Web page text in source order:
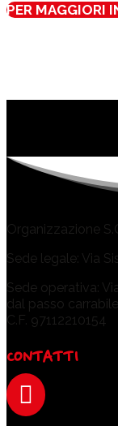
PER MAGGIORI
Organizzazione
Sede legale: Via
Sede operativa:
dal passo
C.F. 97112210154
CONTATTI
